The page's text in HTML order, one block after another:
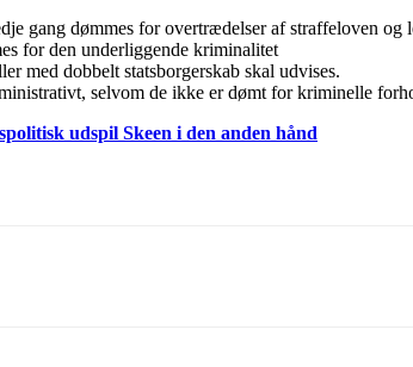
gang dømmes for overtrædelser af straffeloven
for den underliggende kriminalitet
med ­dobbelt statsborgerskab skal udvises.
selvom de ikke er dømt for kriminelle
udspil Skeen i den anden hånd